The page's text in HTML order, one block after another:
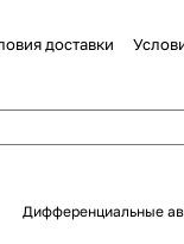
доставки
Дифференциальные